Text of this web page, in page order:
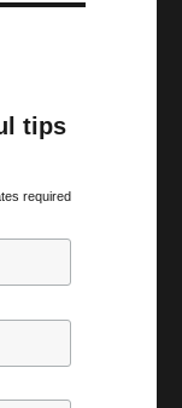
tips
required